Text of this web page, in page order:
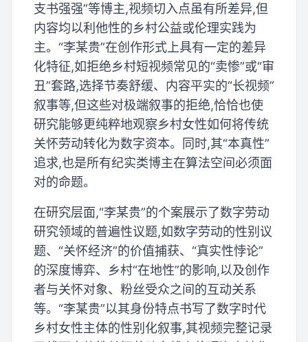
支书强强”等博主,视频切入点虽有所差异,但
内容均以利他性的乡村公益或伦理实践为
主。“李某贵”在创作形式上具有一定的差异
化特征,如拒绝乡村短视频常见的“卖惨”或“审
丑”套路,选择节奏舒缓、内容平实的“长视频”
叙事等,但这些对极端叙事的拒绝,恰恰也使
研究能够更纯粹地观察乡村女性如何将传统
关怀劳动转化为数字资本。同时,其“本真性”
追求,也是所有纪实类博主在算法空间必须面
对的命题。
在研究层面,“李某贵”的个案展示了数字劳动
研究领域的普遍性议题,如数字劳动的性别议
题、“关怀经济”的价值捕获、“真实性悖论”
的深度博弈、乡村“在地性”的影响,以及创作
者与关怀对象、粉丝受众之间的互动关系
等。“李某贵”以其身份特点书写了数字时代
乡村女性主体的性别化叙事,其视频完整记录